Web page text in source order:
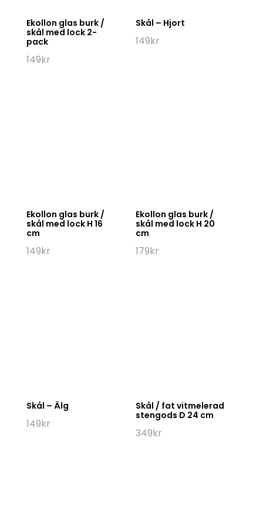
Ekollon glas burk /
skål med lock 2-
pack
149kr
Skål – Hjort
149kr
Ekollon glas burk /
skål med lock H 16
cm
149kr
Ekollon glas burk /
skål med lock H 20
cm
179kr
Skål – Älg
149kr
Skål / fat vitmelerad
stengods D 24 cm
349kr